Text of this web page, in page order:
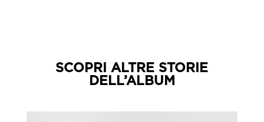
SCOPRI ALTRE STORIE
DELL’ALBUM